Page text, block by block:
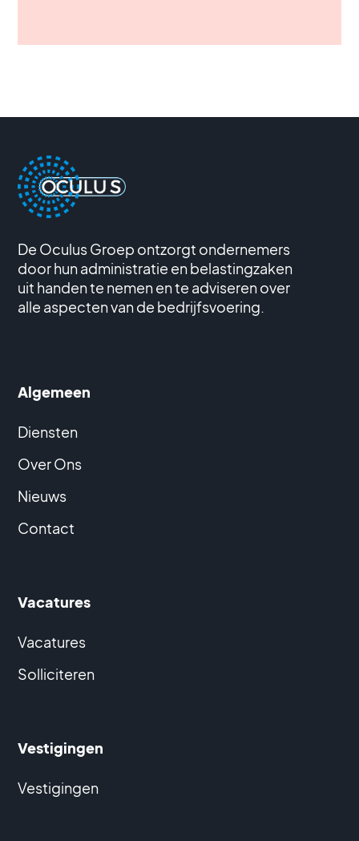
De Oculus Groep ontzorgt ondernemers
door hun administratie en belastingzaken
uit handen te nemen en te adviseren over
alle aspecten van de bedrijfsvoering.
Algemeen
Diensten
Over Ons
Nieuws
Contact
Vacatures
Vacatures
Solliciteren
Vestigingen
Vestigingen